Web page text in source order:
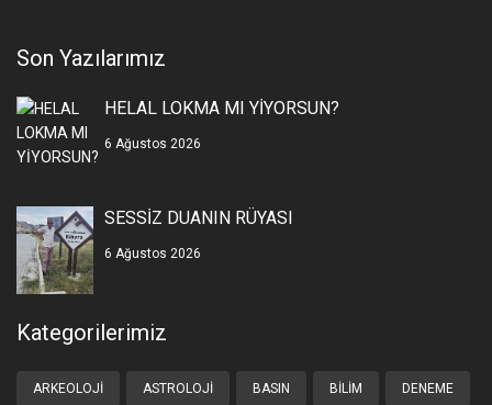
Son Yazılarımız
HELAL LOKMA MI YİYORSUN?
6 Ağustos 2026
SESSİZ DUANIN RÜYASI
6 Ağustos 2026
Kategorilerimiz
ARKEOLOJI ASTROLOJI BASIN BILIM DENEME